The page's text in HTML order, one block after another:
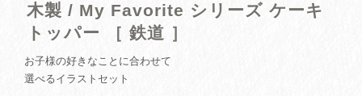
木製 / My Favorite シリーズ ケーキ
トッパー ［ 鉄道 ］
お子様の好きなことに合わせて
選べるイラストセット